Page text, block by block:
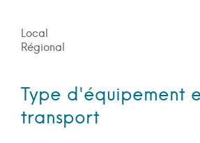
Local
Régional
Type d'équipement
transport